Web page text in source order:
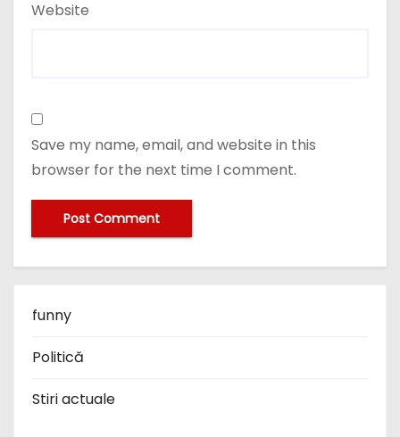
Website
Save my name, email, and website in this
browser for the next time I comment.
funny
Politică
Stiri actuale